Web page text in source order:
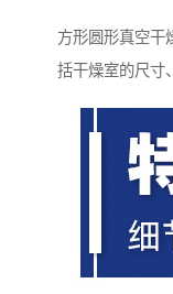
方形圆形真空干
括干燥室的尺寸